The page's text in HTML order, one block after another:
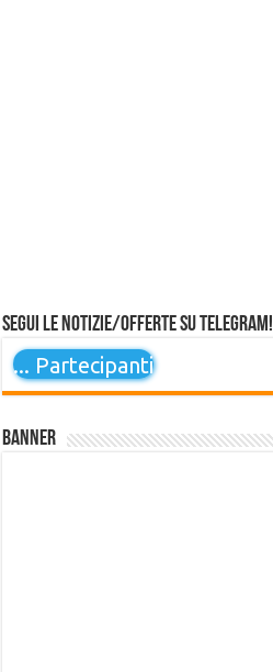
Segui le notizie/offerte su Telegram!
... Partecipanti
Banner